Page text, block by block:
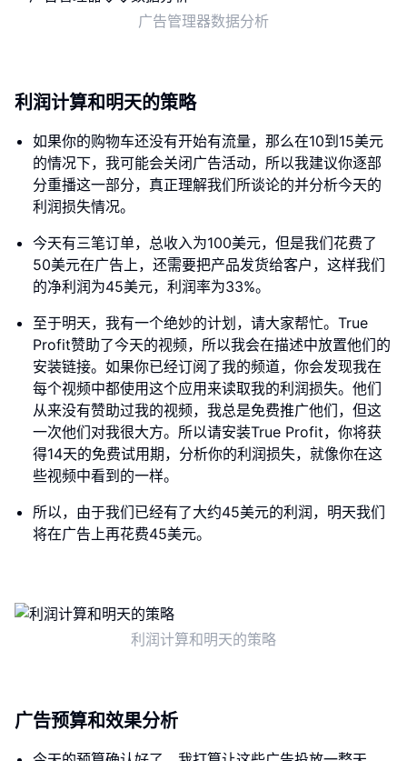
广告管理器数据分析
利润计算和明天的策略
如果你的购物车还没有开始有流量，那么在10到15美元
的情况下，我可能会关闭广告活动，所以我建议你逐部
分重播这一部分，真正理解我们所谈论的并分析今天的
利润损失情况。
今天有三笔订单，总收入为100美元，但是我们花费了
50美元在广告上，还需要把产品发货给客户，这样我们
的净利润为45美元，利润率为33%。
至于明天，我有一个绝妙的计划，请大家帮忙。True
Profit赞助了今天的视频，所以我会在描述中放置他们的
安装链接。如果你已经订阅了我的频道，你会发现我在
每个视频中都使用这个应用来读取我的利润损失。他们
从来没有赞助过我的视频，我总是免费推广他们，但这
一次他们对我很大方。所以请安装True Profit，你将获
得14天的免费试用期，分析你的利润损失，就像你在这
些视频中看到的一样。
所以，由于我们已经有了大约45美元的利润，明天我们
将在广告上再花费45美元。
利润计算和明天的策略
广告预算和效果分析